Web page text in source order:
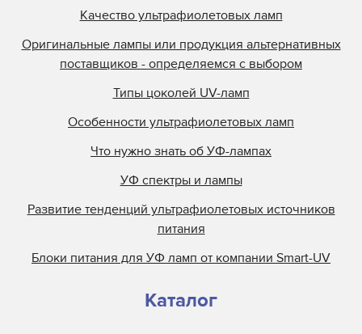
Lamin
Lamp Tech
LCD Lighting
Loctite
Mark Andy
Metal Box
Metronic
Miltec
Nilpeter
Objet
Качество ультрафиолетовых ламп
Оригинальные лампы или продукция альтернативных
поставщиков - определяемся с выбором
Типы цоколей UV-ламп
Особенности ультрафиолетовых ламп
Что нужно знать об УФ-лампах
УФ спектры и лампы
Развитие тенденций ультрафиолетовых источников
питания
Блоки питания для УФ ламп от компании Smart-UV
Каталог